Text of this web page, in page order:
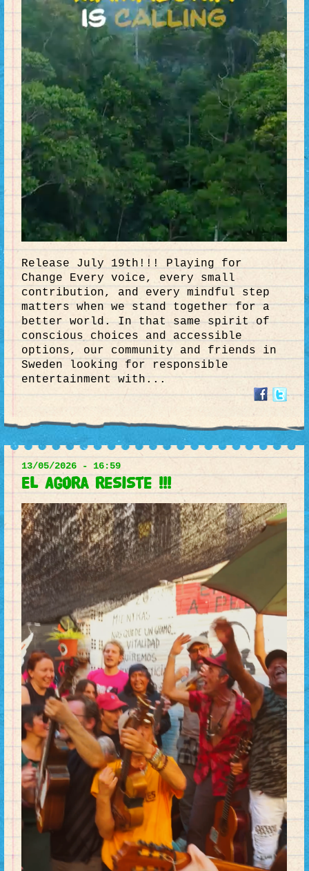
Release July 19th!!! Playing for
Change Every voice, every small
contribution, and every mindful step
matters when we stand together for a
better world. In that same spirit of
conscious choices and accessible
options, our community and friends in
Sweden looking for responsible
entertainment with...
13/05/2026 - 16:59
El Agora resiste !!!